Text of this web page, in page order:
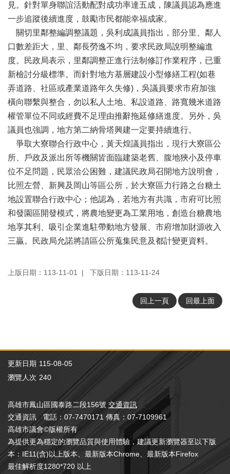
選
視
訊
系
統
議
長
信
箱
隱
宣
告
資
訊
安
全
政
策
RSS
閱
專
見。針對單身聯誼活動配對成功率達五成，陳議員認為應進
一步追蹤後續進度，鼓勵市民都能幸福成家。
關切里鄰整編調整議題，吳利成議員指出，部分里、鄰人
口數差距大，里、鄰長勞逸不均，要求民政局說明整編進
度。民政局表示，里鄰調整正進行法制修訂作業程序，已重
新檢討分級標準。而針對地方基層建設小型修繕工程(如巷
弄道路、社區或產業道路年久失修)，吳議員要求市府加強
橫向聯繫與整合，勿以私人土地、私設道路、路寬幾米道路
權管單位不同或經費不足理由推辭拖延修繕進度。另外，吳
議員也強調，地方第二納骨塔興建一定要持續進行。
爭取大寮聯合行政中心，黃天煌議員指出，現行大寮區公
所、戶政及派出所等機關皆面臨建築老舊、腹地狹小及停車
位不足問題，民眾洽公困難，建議民政局召開地方說明會，
比照左營、新興及岡山等區公所，於大寮區力行路之台糖土
地設置聯合行政中心；他認為，若地方有共識，市府可比照
和發園區開發模式，將農地變更為工業用地，創造台糖農地
地享其利、吸引企業進駐帶動地方發展、市府增加財源收入
三贏。民政局允諾將請區公所蒐集民意及都計變更資料。
上版日期：113-11-01 下版日期：113-11-24
回上一頁 回最上面
更新日期 115-08-05
瀏覽人次 240
高雄市鳳山區國泰路二段156號 交通資訊
交通資訊 電話：07-7470171 傳真：07-7109961
高雄市議會©版權所有
為提供更為穩定的瀏覽品質與使用體驗，建議更新瀏覽器至以下版
本：IE11(含)以上版本、最新版本Chrome、最新版本Firefox
最佳解析度1280*720 以上